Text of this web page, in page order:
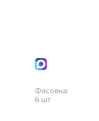
Фасовка:
6 шт